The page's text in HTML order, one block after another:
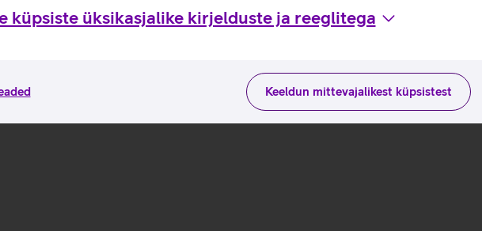
küpsiste üksikasjalike kirjelduste ja reeglitega
Keeldun mittevajalikest küpsistest